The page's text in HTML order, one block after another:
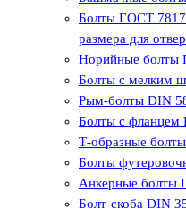
Болты ГОСТ
размера для
Норийные болты
Болты с мелким
Рым-болты DIN
Болты с фланцем
Т-образные
Болты
Анкерные болты
Болт-скоба DIN